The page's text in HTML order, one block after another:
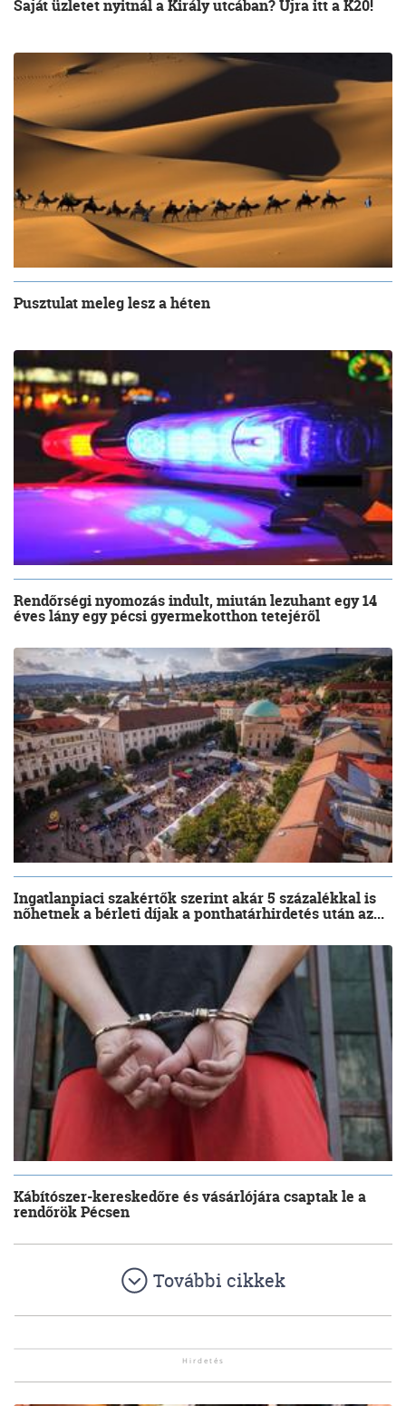
Saját üzletet nyitnál a Király utcában? Újra itt a K20!
Pusztulat meleg lesz a héten
Rendőrségi nyomozás indult, miután lezuhant egy 14
éves lány egy pécsi gyermekotthon tetejéről
Ingatlanpiaci szakértők szerint akár 5 százalékkal is
nőhetnek a bérleti díjak a ponthatárhirdetés után az...
Kábítószer-kereskedőre és vásárlójára csaptak le a
rendőrök Pécsen
További cikkek